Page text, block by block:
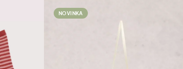
NOVINKA